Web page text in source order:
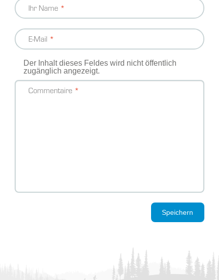
Ihr Name
E-Mail
Der Inhalt dieses Feldes wird nicht öffentlich
zugänglich angezeigt.
Commentaire
Speichern